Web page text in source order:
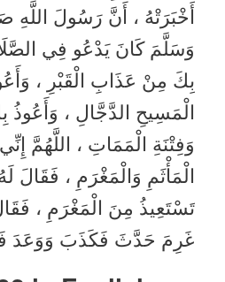
أَخْبَرَتْهُ ، أَنَّ رَسُولَ اللَّهِ
وَسَلَّمَ كَانَ يَدْعُو فِي
بِكَ مِنْ عَذَابِ الْقَبْرِ ،
الْمَسِيحِ الدَّجَّالِ ، وَأَعُوذُ
وَفِتْنَةِ الْمَمَاتِ ، اللَّهُمَّ
الْمَأْثَمِ وَالْمَغْرَمِ ، فَقَالَ
تَسْتَعِيذُ مِنَ الْمَغْرَمِ ،
غَرِمَ حَدَّثَ فَكَذَبَ وَوَعَدَ